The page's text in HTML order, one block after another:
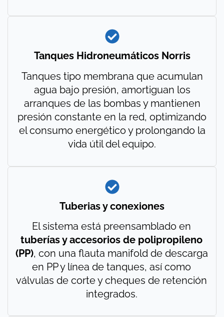
Tanques Hidroneumáticos Norris
Tanques tipo membrana que acumulan
agua bajo presión, amortiguan los
arranques de las bombas y mantienen
presión constante en la red, optimizando
el consumo energético y prolongando la
vida útil del equipo.
Tuberias y conexiones
El sistema está preensamblado en
tuberías y accesorios de polipropileno
(PP), con una flauta manifold de descarga
en PP y línea de tanques, así como
válvulas de corte y cheques de retención
integrados.